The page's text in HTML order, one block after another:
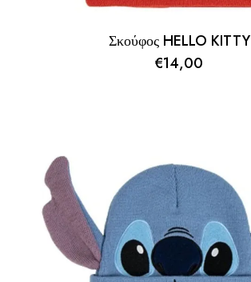
Σκούφος HELLO KITTY
€14,00